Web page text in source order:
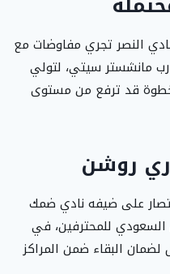
النصر تجري مفاوضات مع
مانشستر سيتي، لتولي
خطوة قد ترفع من مستوى
روشن
على ضيفه نادي ضمك
السعودي للمحترفين، في
البقاء ضمن المراكز